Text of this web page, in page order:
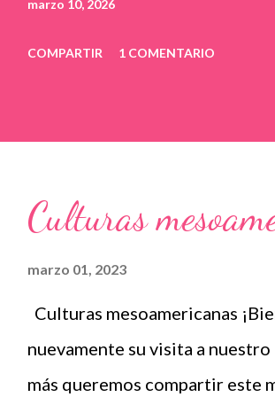
marzo 10, 2026
COMPARTIR 1 COMENTARIO
Culturas
marzo 01, 2023
Culturas mesoamericanas
nuevamente su visita a
más queremos compartir este